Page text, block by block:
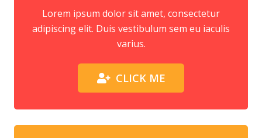
Lorem ipsum dolor sit amet, consectetur
adipiscing elit. Duis vestibulum sem eu iaculis
varius.
CLICK ME